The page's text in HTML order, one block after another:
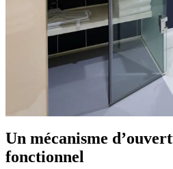
Un mécanisme
fonctionnel